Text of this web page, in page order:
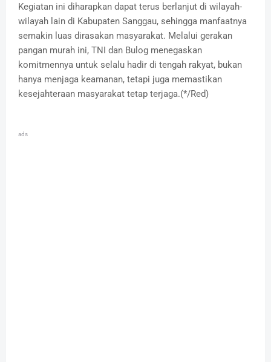
Kegiatan ini diharapkan dapat terus berlanjut di wilayah-
wilayah lain di Kabupaten Sanggau, sehingga manfaatnya
semakin luas dirasakan masyarakat. Melalui gerakan
pangan murah ini, TNI dan Bulog menegaskan
komitmennya untuk selalu hadir di tengah rakyat, bukan
hanya menjaga keamanan, tetapi juga memastikan
kesejahteraan masyarakat tetap terjaga.(*/Red)
ads